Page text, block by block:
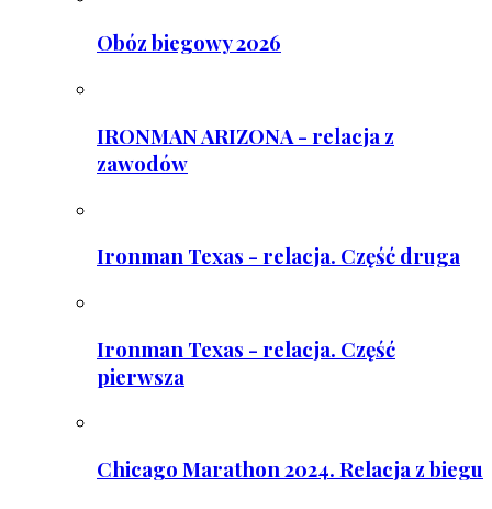
Obóz biegowy 2026
IRONMAN ARIZONA - relacja z
zawodów
Ironman Texas - relacja. Część druga
Ironman Texas - relacja. Część
pierwsza
Chicago Marathon 2024. Relacja z biegu